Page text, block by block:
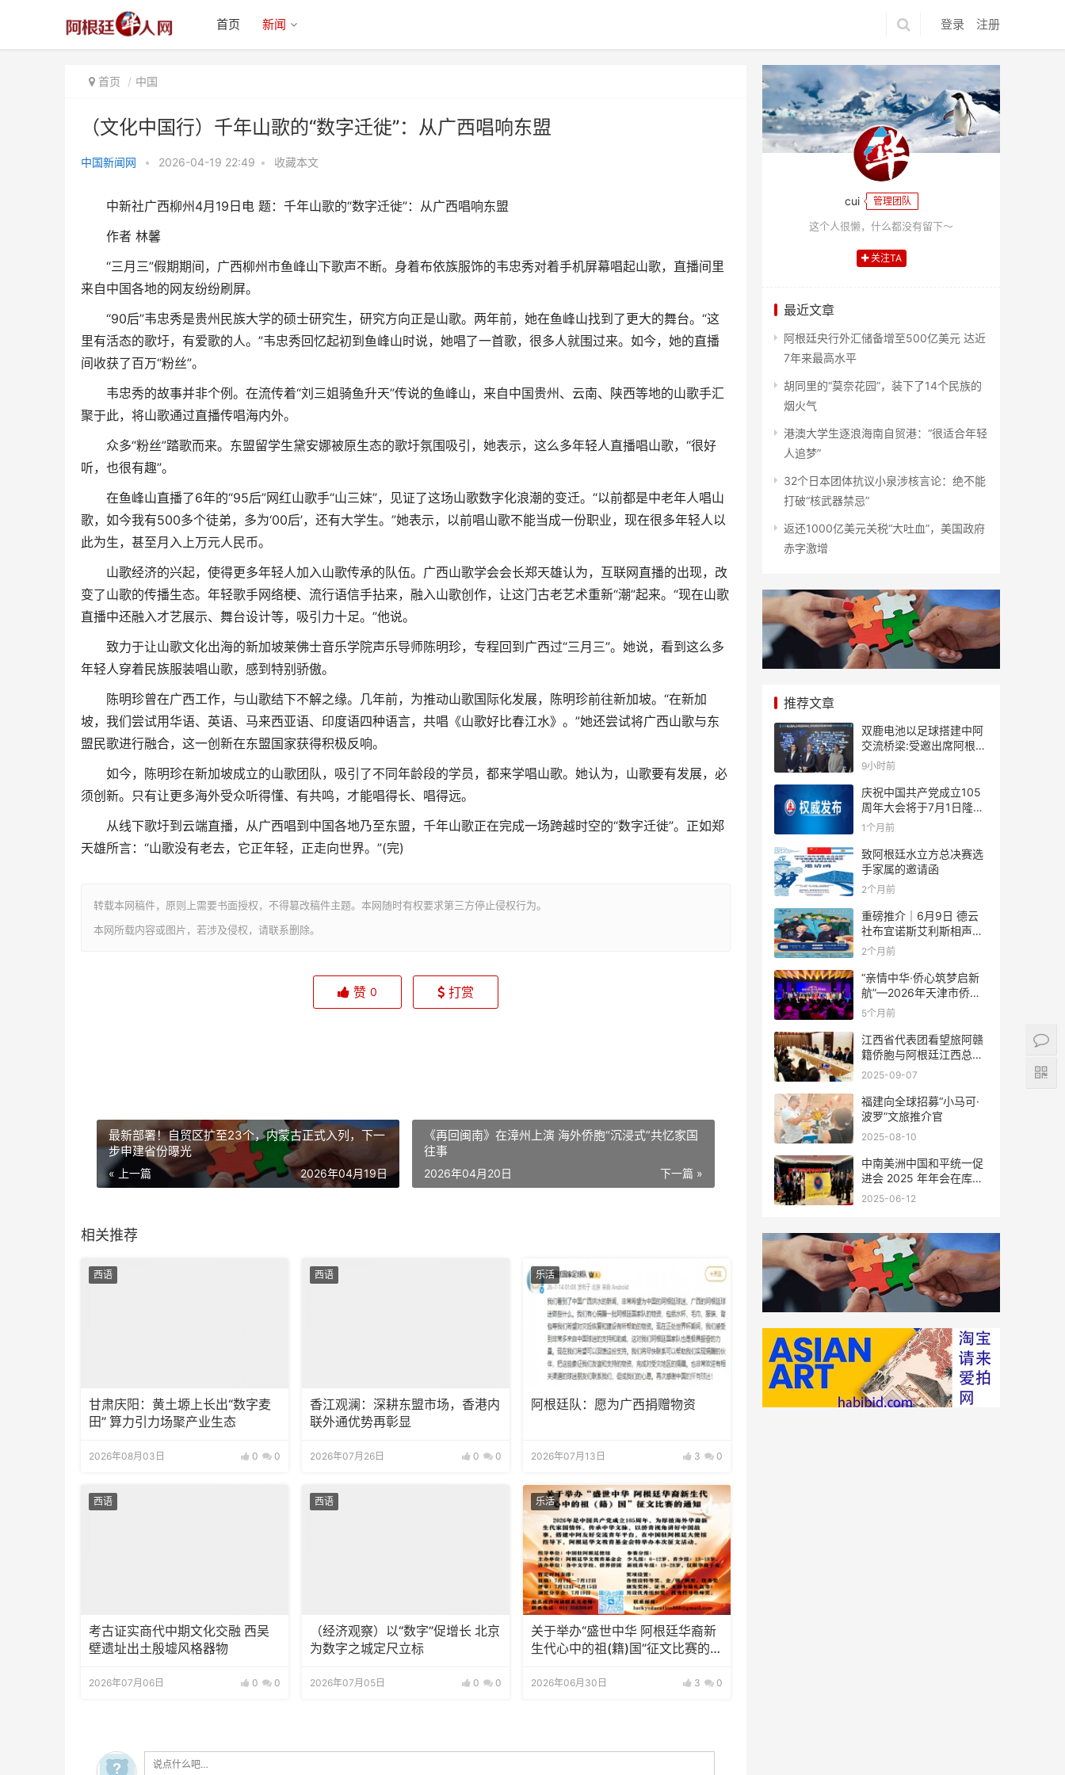
登录 注册
首页 新闻
首页 中国
（文化中国行）千年山歌的“数字迁徙”：从广西唱响东盟
中国新闻网 • 2026-04-19 22:49 • 收藏本文
中新社广西柳州4月19日电 题：千年山歌的“数字迁徙”：从广西唱响东盟
作者 林馨
“三月三”假期期间，广西柳州市鱼峰山下歌声不断。身着布依族服饰的韦忠秀对着手机屏幕唱起山歌，直播间里
来自中国各地的网友纷纷刷屏。
“90后”韦忠秀是贵州民族大学的硕士研究生，研究方向正是山歌。两年前，她在鱼峰山找到了更大的舞台。“这
里有活态的歌圩，有爱歌的人。”韦忠秀回忆起初到鱼峰山时说，她唱了一首歌，很多人就围过来。如今，她的直播
间收获了百万“粉丝”。
韦忠秀的故事并非个例。在流传着“刘三姐骑鱼升天”传说的鱼峰山，来自中国贵州、云南、陕西等地的山歌手汇
聚于此，将山歌通过直播传唱海内外。
众多“粉丝”踏歌而来。东盟留学生黛安娜被原生态的歌圩氛围吸引，她表示，这么多年轻人直播唱山歌，“很好
听，也很有趣”。
在鱼峰山直播了6年的“95后”网红山歌手“山三妹”，见证了这场山歌数字化浪潮的变迁。“以前都是中老年人唱山
歌，如今我有500多个徒弟，多为‘00后’，还有大学生。”她表示，以前唱山歌不能当成一份职业，现在很多年轻人以
此为生，甚至月入上万元人民币。
山歌经济的兴起，使得更多年轻人加入山歌传承的队伍。广西山歌学会会长郑天雄认为，互联网直播的出现，改
变了山歌的传播生态。年轻歌手网络梗、流行语信手拈来，融入山歌创作，让这门古老艺术重新“潮”起来。“现在山歌
直播中还融入才艺展示、舞台设计等，吸引力十足。”他说。
致力于让山歌文化出海的新加坡莱佛士音乐学院声乐导师陈明珍，专程回到广西过“三月三”。她说，看到这么多
年轻人穿着民族服装唱山歌，感到特别骄傲。
陈明珍曾在广西工作，与山歌结下不解之缘。几年前，为推动山歌国际化发展，陈明珍前往新加坡。“在新加
坡，我们尝试用华语、英语、马来西亚语、印度语四种语言，共唱《山歌好比春江水》。”她还尝试将广西山歌与东
盟民歌进行融合，这一创新在东盟国家获得积极反响。
如今，陈明珍在新加坡成立的山歌团队，吸引了不同年龄段的学员，都来学唱山歌。她认为，山歌要有发展，必
须创新。只有让更多海外受众听得懂、有共鸣，才能唱得长、唱得远。
从线下歌圩到云端直播，从广西唱到中国各地乃至东盟，千年山歌正在完成一场跨越时空的“数字迁徙”。正如郑
天雄所言：“山歌没有老去，它正年轻，正走向世界。”(完)
转载本网稿件，原则上需要书面授权，不得篡改稿件主题。本网随时有权要求第三方停止侵权行为。
本网所载内容或图片，若涉及侵权，请联系删除。
迁徙”：从广西唱响东盟
赞 0 打赏
最新部署！自贸区扩至23个，内蒙古正式入列，下一
步申建省份曝光
« 上一篇 2026年04月19日
《再回闽南》在漳州上演 海外侨胞“沉浸式”共忆家国
往事
下一篇 »
2026年04月20日
相关推荐
西语
甘肃庆阳：黄土塬上长出“数字麦
田” 算力引力场聚产业生态
2026年08月03日 0 0
西语
香江观澜：深耕东盟市场，香港内
联外通优势再彰显
2026年07月26日 0 0
乐活
阿根廷队：愿为广西捐赠物资
2026年07月13日 3 0
西语
考古证实商代中期文化交融 西吴
壁遗址出土殷墟风格器物
2026年07月06日 0 0
西语
（经济观察）以“数字”促增长 北京
为数字之城定尺立标
2026年07月05日 0 0
乐活
关于举办“盛世中华 阿根廷华裔新
生代心中的祖(籍)国”征文比赛的通
2026年06月30日 3 0
cui 管理团队
这个人很懒，什么都没有留下～
关注TA
最近文章
阿根廷央行外汇储备增至500亿美元 达近
7年来最高水平
胡同里的“莫奈花园”，装下了14个民族的
烟火气
港澳大学生逐浪海南自贸港：“很适合年轻
人追梦”
32个日本团体抗议小泉涉核言论：绝不能
打破“核武器禁忌”
返还1000亿美元关税“大吐血”，美国政府
赤字激增
推荐文章
双鹿电池以足球搭建中阿
交流桥梁:受邀出席阿根廷
足协赞助商招待会！
9小时前
庆祝中国共产党成立105
周年大会将于7月1日隆重
举行
1个月前
致阿根廷水立方总决赛选
手家属的邀请函
2个月前
重磅推介｜6月9日 德云
社布宜诺斯艾利斯相声专
场！国风曲艺邂逅南美风
结！
2个月前
“亲情中华·侨心筑梦启新
航”—2026年天津市侨界
新春联谊活动成功举办
5个月前
江西省代表团看望旅阿赣
籍侨胞与阿根廷江西总商
会座谈
2025-09-07
福建向全球招募“小马可·
波罗”文旅推介官
2025-08-10
中南美洲中国和平统一促
进会 2025 年年会在库拉
索圆满举行，共绘反“独”
2025-06-12